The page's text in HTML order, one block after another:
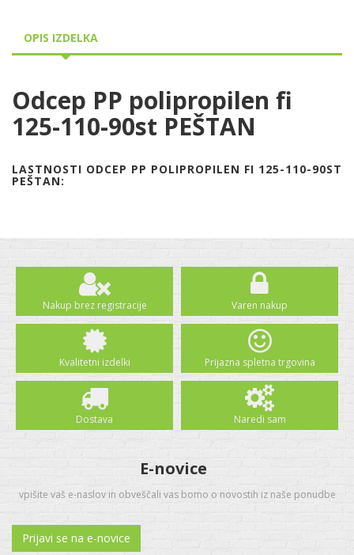
OPIS IZDELKA
Odcep PP polipropilen fi
125-110-90st PEŠTAN
LASTNOSTI ODCEP PP POLIPROPILEN FI 125-110-90ST
PEŠTAN:
Nakup brez registracije Varen nakup
Kvalitetni izdelki Prijazna spletna trgovina
Dostava Naredi sam
E-novice
vpišite vaš e-naslov in obveščali vas bomo o novostih iz naše ponudbe
Prijavi se na e-novice